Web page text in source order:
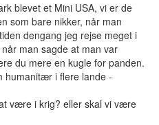
blevet et Mini USA, vi er de
som bare nikker, når man
dengang jeg rejse meget i
man sagde at man var
du mere en kugle for panden.
humanitær i flere lande -
være i krig? eller skal vi være